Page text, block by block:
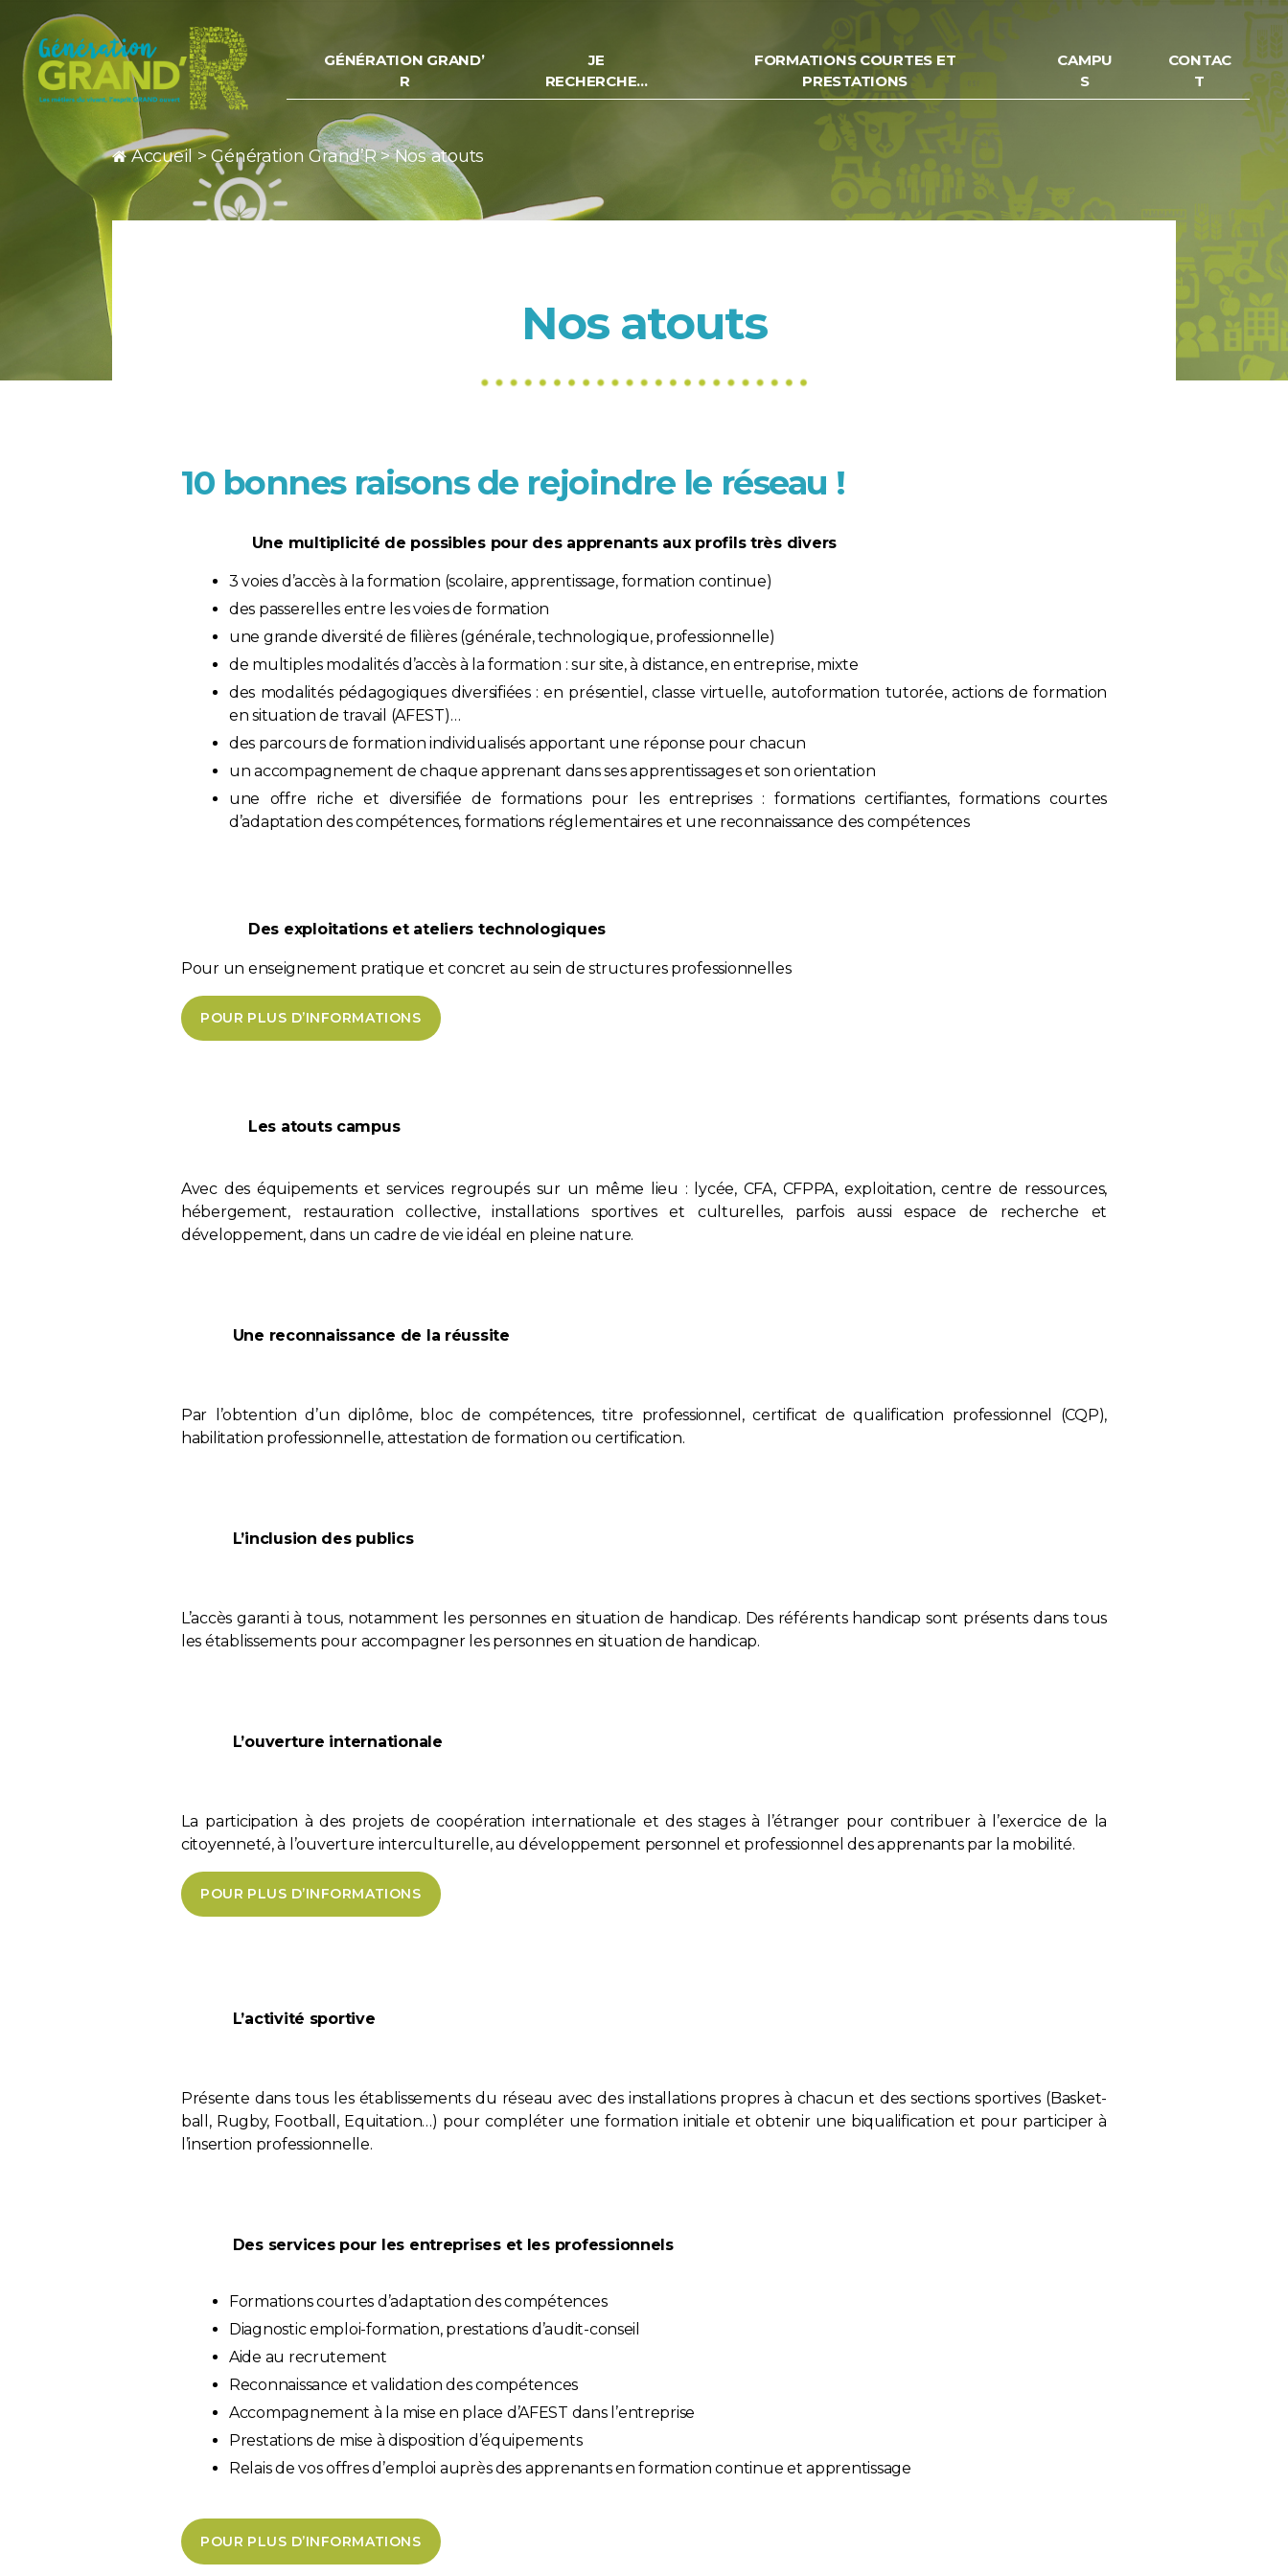
Grand
R
GÉNÉRATION GRAND’
R
JE
RECHERCHE…
FORMATIONS COURTES ET
PRESTATIONS
CAMPU
S
CONTAC
T
Accueil >Génération Grand’R>Nos atouts
Nos atouts
10 bonnes raisons de rejoindre le réseau !
Une multiplicité de possibles pour des apprenants aux profils très divers
3 voies d’accès à la formation (scolaire, apprentissage, formation continue)
des passerelles entre les voies de formation
une grande diversité de filières (générale, technologique, professionnelle)
de multiples modalités d’accès à la formation : sur site, à distance, en entreprise, mixte
des modalités pédagogiques diversifiées : en présentiel, classe virtuelle, autoformation tutorée, actions de formation
en situation de travail (AFEST)…
des parcours de formation individualisés apportant une réponse pour chacun
un accompagnement de chaque apprenant dans ses apprentissages et son orientation
une offre riche et diversifiée de formations pour les entreprises : formations certifiantes, formations courtes
d’adaptation des compétences, formations réglementaires et une reconnaissance des compétences
Des exploitations et ateliers technologiques
Pour un enseignement pratique et concret au sein de structures professionnelles
POUR PLUS D’INFORMATIONS
Les atouts campus
Avec des équipements et services regroupés sur un même lieu : lycée, CFA, CFPPA, exploitation, centre de ressources,
hébergement, restauration collective, installations sportives et culturelles, parfois aussi espace de recherche et
développement, dans un cadre de vie idéal en pleine nature.
Une reconnaissance de la réussite
Par l’obtention d’un diplôme, bloc de compétences, titre professionnel, certificat de qualification professionnel (CQP),
habilitation professionnelle, attestation de formation ou certification.
L’inclusion des publics
L’accès garanti à tous, notamment les personnes en situation de handicap. Des référents handicap sont présents dans tous
les établissements pour accompagner les personnes en situation de handicap.
L’ouverture internationale
La participation à des projets de coopération internationale et des stages à l’étranger pour contribuer à l’exercice de la
citoyenneté, à l’ouverture interculturelle, au développement personnel et professionnel des apprenants par la mobilité.
POUR PLUS D’INFORMATIONS
L’activité sportive
Présente dans tous les établissements du réseau avec des installations propres à chacun et des sections sportives (Basket-
ball, Rugby, Football, Equitation…) pour compléter une formation initiale et obtenir une biqualification et pour participer à
l’insertion professionnelle.
Des services pour les entreprises et les professionnels
Formations courtes d’adaptation des compétences
Diagnostic emploi-formation, prestations d’audit-conseil
Aide au recrutement
Reconnaissance et validation des compétences
Accompagnement à la mise en place d’AFEST dans l’entreprise
Prestations de mise à disposition d’équipements
Relais de vos offres d’emploi auprès des apprenants en formation continue et apprentissage
POUR PLUS D’INFORMATIONS